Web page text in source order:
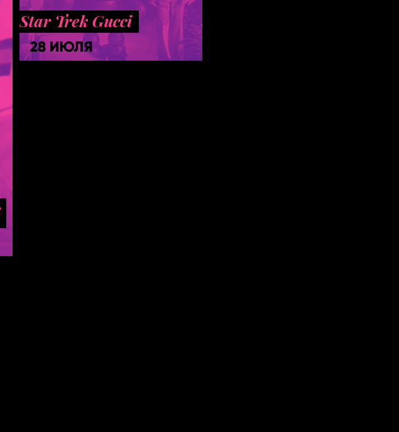
Star Trek Gucci
28 ИЮЛЯ